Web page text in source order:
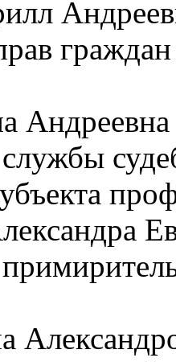
Андреевна